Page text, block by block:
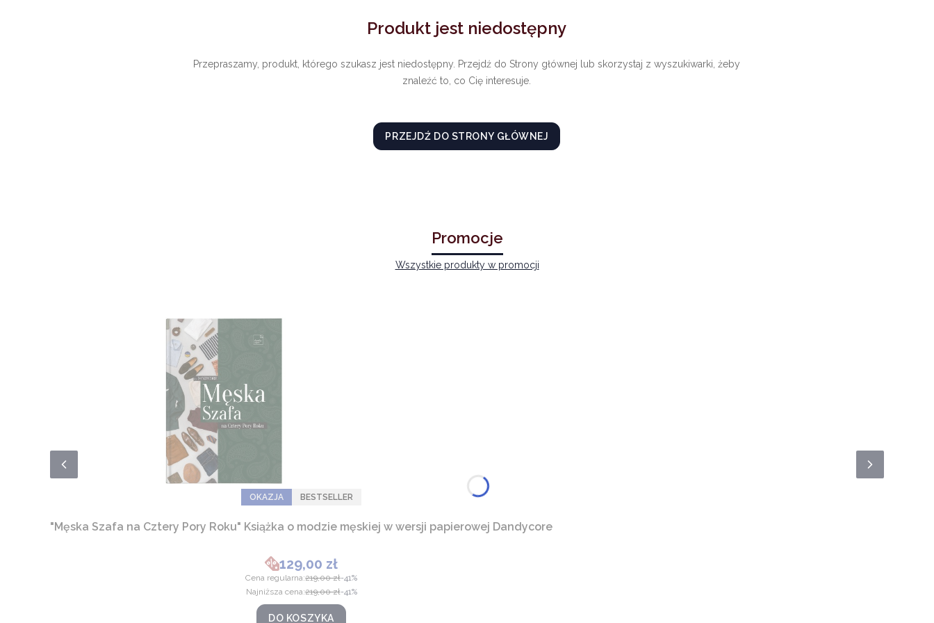
Produkt jest niedostępny
Przepraszamy, produkt, którego szukasz jest niedostępny. Przejdź do Strony głównej lub skorzystaj z wyszukiwarki, żeby
znaleźć to, co Cię interesuje.
PRZEJDŹ DO STRONY GŁÓWNEJ
Promocje
Wszystkie produkty w promocji
OKAZJA BESTSELLER
"Męska Szafa na Cztery Pory Roku" Książka o modzie męskiej w wersji papierowej Dandycore
Cena promocyjna
129,00 zł
Cena regularna:219,00 zł-41%
Najniższa cena:219,00 zł-41%
DO KOSZYKA